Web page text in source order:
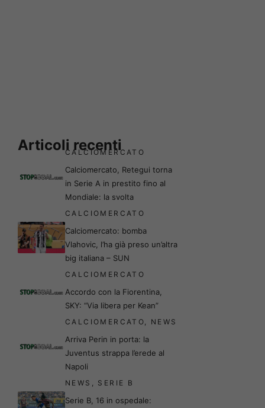
Articoli recenti
CALCIOMERCATO
Calciomercato, Retegui torna
in Serie A in prestito fino al
Mondiale: la svolta
CALCIOMERCATO
Calciomercato: bomba
Vlahovic, l’ha già preso un’altra
big italiana – SUN
CALCIOMERCATO
Accordo con la Fiorentina,
SKY: “Via libera per Kean”
CALCIOMERCATO, NEWS
Arriva Perin in porta: la
Juventus strappa l’erede al
Napoli
NEWS , SERIE B
Serie B, 16 in ospedale: